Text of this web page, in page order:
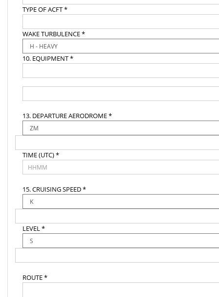
TYPE OF ACFT *
WAKE TURBULENCE *
10. EQUIPMENT *
13. DEPARTURE AERODROME *
TIME (UTC) *
15. CRUISING SPEED *
LEVEL *
ROUTE *